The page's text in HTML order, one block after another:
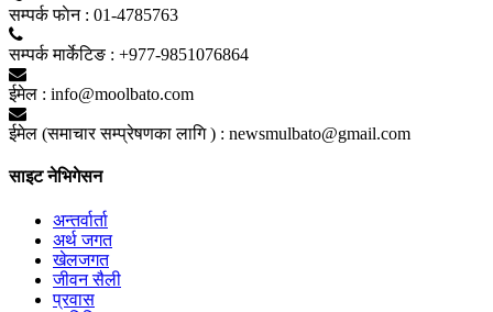
सम्पर्क फाेन : 01-4785763
सम्पर्क मार्केटिङ : +977-9851076864
ईमेल : info@moolbato.com
ईमेल (समाचार सम्प्रेषणका लागि ) : newsmulbato@gmail.com
साइट नेभिगेसन
अन्तर्वार्ता
अर्थ जगत
खेलजगत
जीवन सैली
प्रवास